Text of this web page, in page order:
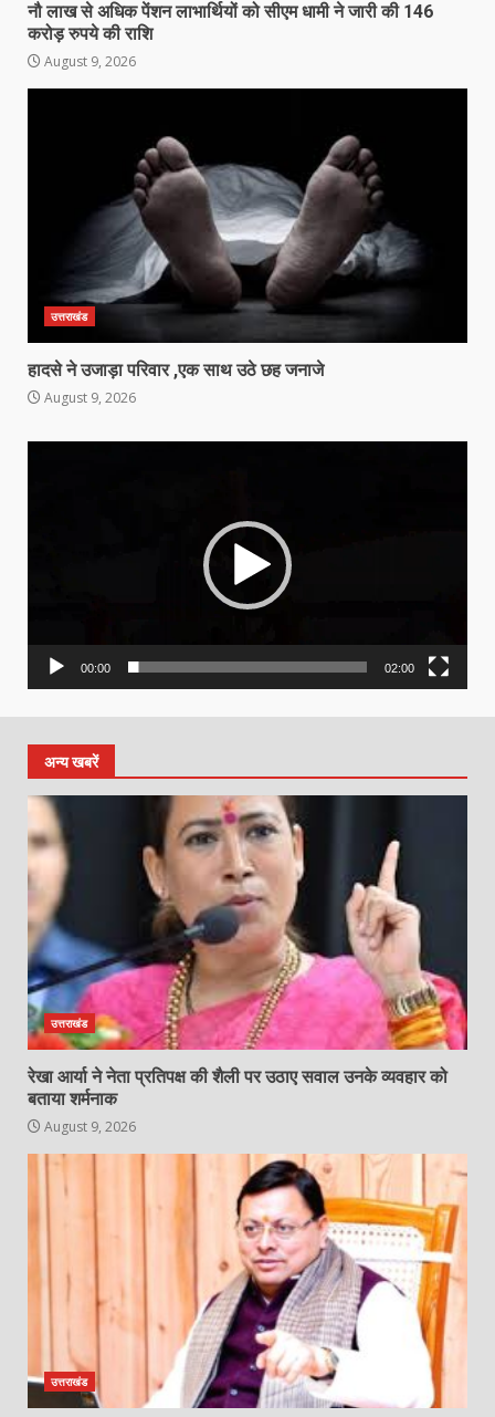
नौ लाख से अधिक पेंशन लाभार्थियों को सीएम धामी ने जारी की 146
करोड़ रुपये की राशि
August 9, 2026
उत्तराखंड
हादसे ने उजाड़ा परिवार ,एक साथ उठे छह जनाजे
August 9, 2026
00:00 02:00
अन्य खबरें
उत्तराखंड
रेखा आर्या ने नेता प्रतिपक्ष की शैली पर उठाए सवाल उनके व्यवहार को
बताया शर्मनाक
August 9, 2026
उत्तराखंड